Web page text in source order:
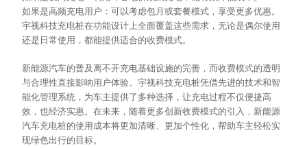
如果是高频充电用户：可以考虑包月或套餐模式，享受更多优惠。
宇视科技充电桩在功能设计上全面覆盖这些需求，无论是偶尔使用
还是日常使用，都能提供适合的收费模式。
新能源汽车的普及离不开充电基础设施的完善，而收费模式的透明
与合理性直接影响用户体验。宇视科技充电桩凭借先进的技术和智
能化管理系统，为车主提供了多种选择，让充电过程不仅便捷高
效，也经济实惠。在未来，随着更多创新收费模式的引入，新能源
汽车充电桩的使用成本将更加清晰、更加个性化，帮助车主轻松实
现绿色出行的目标。